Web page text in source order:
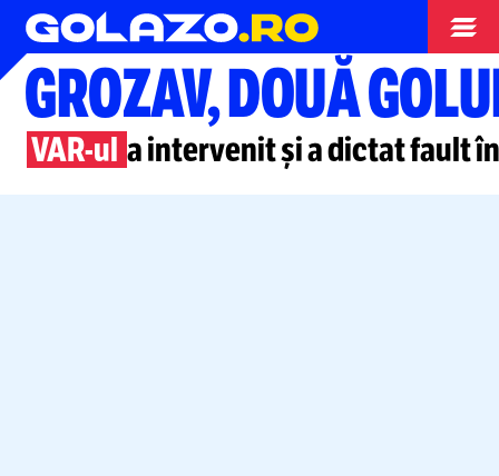
Superliga
GROZAV, DOUĂ
VAR-ul a intervenit și a dictat fault